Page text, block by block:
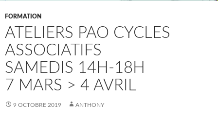
FORMATION
ATELIERS PAO CYCLES
ASSOCIATIFS
SAMEDIS 14H-18H
7 MARS > 4 AVRIL
9 OCTOBRE 2019 ANTHONY